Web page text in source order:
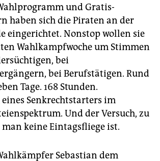
und Gratis-
haben sich die Piraten an der
eingerichtet. Nonstop wollen sie
Wahlkampfwoche um Stimmen
bei
bei Berufstätigen. Rund
Tage. 168 Stunden.
eines Senkrechtstarters im
Und der Versuch, zu
man keine Eintagsfliege ist.
Sebastian dem